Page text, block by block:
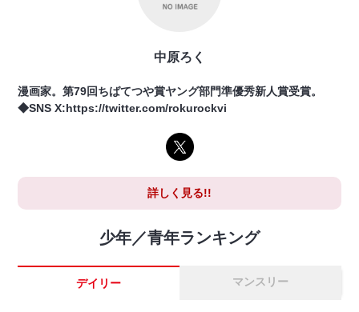
中原ろく
漫画家。第79回ちばてつや賞ヤング部門準優秀新人賞受賞。
◆SNS X:https://twitter.com/rokurockvi
詳しく見る!!
少年／青年ランキング
デイリー マンスリー